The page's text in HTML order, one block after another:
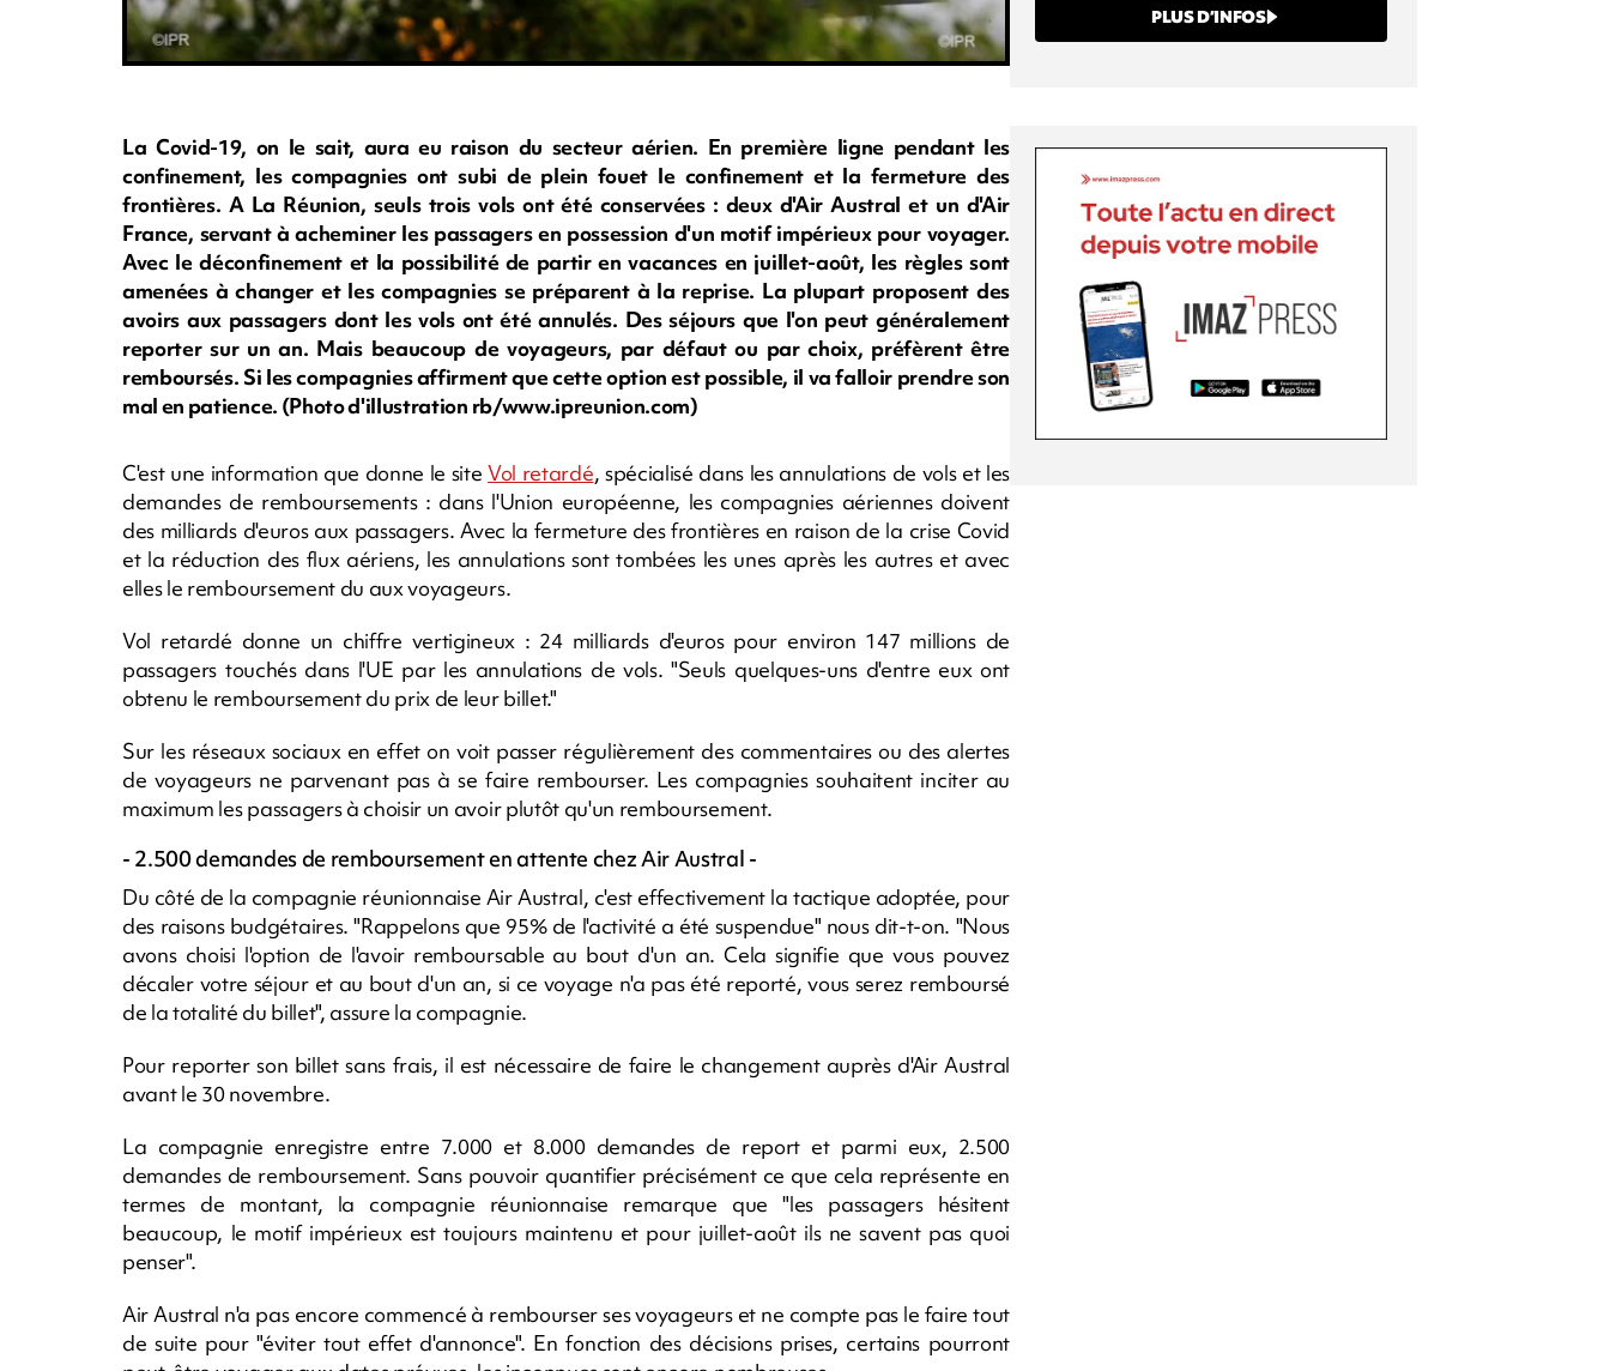
La Covid-19, on le sait, aura eu raison du secteur aérien. En première ligne pendant les
confinement, les compagnies ont subi de plein fouet le confinement et la fermeture des
frontières. A La Réunion, seuls trois vols ont été conservées : deux d'Air Austral et un d'Air
France, servant à acheminer les passagers en possession d'un motif impérieux pour voyager.
Avec le déconfinement et la possibilité de partir en vacances en juillet-août, les règles sont
amenées à changer et les compagnies se préparent à la reprise. La plupart proposent des
avoirs aux passagers dont les vols ont été annulés. Des séjours que l'on peut généralement
reporter sur un an. Mais beaucoup de voyageurs, par défaut ou par choix, préfèrent être
remboursés. Si les compagnies affirment que cette option est possible, il va falloir prendre son
mal en patience. (Photo d'illustration rb/www.ipreunion.com)
C'est une information que donne le siteVol retardé, spécialisé dans les annulations de vols et les
demandes de remboursements : dans l'Union européenne, les compagnies aériennes doivent
des milliards d'euros aux passagers. Avec la fermeture des frontières en raison de la crise Covid
et la réduction des flux aériens, les annulations sont tombées les unes après les autres et avec
elles le remboursement du aux voyageurs.
Vol retardé donne un chiffre vertigineux : 24 milliards d'euros pour environ 147 millions de
passagers touchés dans l'UE par les annulations de vols. "Seuls quelques-uns d'entre eux ont
obtenu le remboursement du prix de leur billet."
Sur les réseaux sociaux en effet on voit passer régulièrement des commentaires ou des alertes
de voyageurs ne parvenant pas à se faire rembourser. Les compagnies souhaitent inciter au
maximum les passagers à choisir un avoir plutôt qu'un remboursement.
- 2.500 demandes de remboursement en attente chez Air Austral -
Du côté de la compagnie réunionnaise Air Austral, c'est effectivement la tactique adoptée, pour
des raisons budgétaires. "Rappelons que 95% de l'activité a été suspendue" nous dit-t-on. "Nous
avons choisi l'option de l'avoir remboursable au bout d'un an. Cela signifie que vous pouvez
décaler votre séjour et au bout d'un an, si ce voyage n'a pas été reporté, vous serez remboursé
de la totalité du billet", assure la compagnie.
Pour reporter son billet sans frais, il est nécessaire de faire le changement auprès d'Air Austral
avant le 30 novembre.
La compagnie enregistre entre 7.000 et 8.000 demandes de report et parmi eux, 2.500
demandes de remboursement. Sans pouvoir quantifier précisément ce que cela représente en
termes de montant, la compagnie réunionnaise remarque que "les passagers hésitent
beaucoup, le motif impérieux est toujours maintenu et pour juillet-août ils ne savent pas quoi
penser".
Air Austral n'a pas encore commencé à rembourser ses voyageurs et ne compte pas le faire tout
de suite pour "éviter tout effet d'annonce". En fonction des décisions prises, certains pourront
PLUS D’INFOS